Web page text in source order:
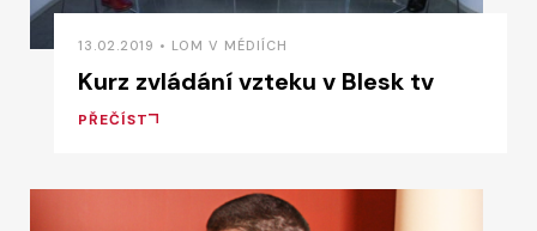
13.02.2019 • LOM V MÉDIÍCH
Kurz zvládání vzteku v Blesk tv
PŘEČÍST